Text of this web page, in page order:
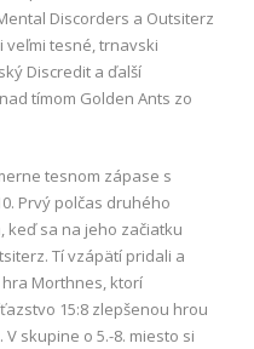
Discorders a Outsiterz
veľmi tesné, trnavski
Discredit a ďalší
tímom Golden Ants zo
tesnom zápase s
Prvý polčas druhého
keď sa na jeho začiatku
Tí vzápätí pridali a
Morthnes, ktorí
15:8 zlepšenou hrou
skupine o 5.-8. miesto si